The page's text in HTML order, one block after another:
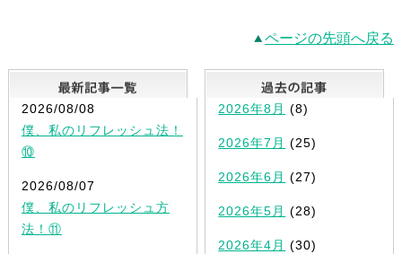
ページの先頭へ戻る
最新記事一覧
2026/08/08
僕、私のリフレッシュ法！
⑩
2026/08/07
僕、私のリフレッシュ方
法！⑪
2026年8月 (8)
2026年7月 (25)
2026年6月 (27)
2026年5月 (28)
2026年4月 (30)